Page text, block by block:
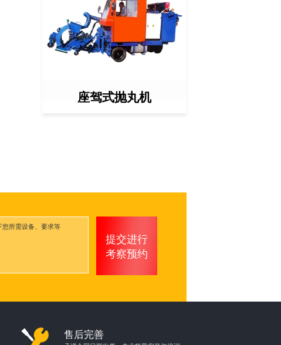
座驾式抛丸机
提交进行
考察预约
售后完善